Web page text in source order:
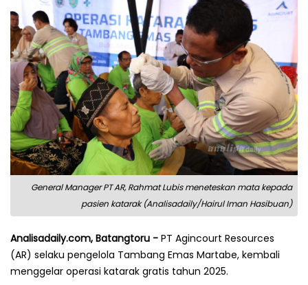
General Manager PT AR, Rahmat Lubis meneteskan mata kepada
pasien katarak (Analisadaily/Hairul Iman Hasibuan)
Analisadaily.com, Batangtoru - PT Agincourt Resources
(AR) selaku pengelola Tambang Emas Martabe, kembali
menggelar operasi katarak gratis tahun 2025.